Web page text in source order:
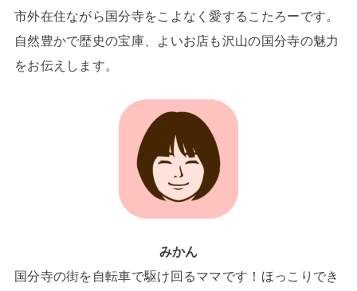
市外在住ながら国分寺をこよなく愛するこたろーです。
自然豊かで歴史の宝庫、よいお店も沢山の国分寺の魅力
をお伝えします。
みかん
国分寺の街を自転車で駆け回るママです！ほっこりでき